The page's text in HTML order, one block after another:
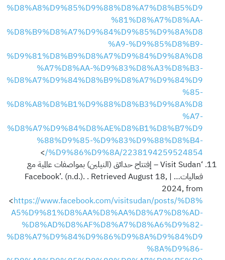
%D8%A8%D9%85%D9%88%D8%A7%D8%B5%D9
%81%D8%A7%D8%AA-
%D8%B9%D8%A7%D9%84%D9%85%D9%8A%D8
%A9-%D9%85%D8%B9-
%D9%81%D8%B9%D8%A7%D9%84%D9%8A%D8
%A7%D8%AA-%D9%83%D8%A3%D8%B3-
%D8%A7%D9%84%D8%B9%D8%A7%D9%84%D9
%85-
%D8%A8%D8%B1%D9%88%D8%B3%D9%8A%D8
%A7-
%D8%A7%D9%84%D8%AE%D8%B1%D8%B7%D9
%88%D9%85-%D9%83%D9%88%D8%B4-
%D9%86%D9%8A/2238194259524854/
>
‘Visit Sudan – إفتتاح حدائق (النيلين) بمواصفات عالمية مع
فعاليات… | Facebook’. (n.d.). . Retrieved August 18,
2024, from
<https://www.facebook.com/visitsudan/posts/%D8%
A5%D9%81%D8%AA%D8%AA%D8%A7%D8%AD-
%D8%AD%D8%AF%D8%A7%D8%A6%D9%82-
%D8%A7%D9%84%D9%86%D9%8A%D9%84%D9
%8A%D9%86-